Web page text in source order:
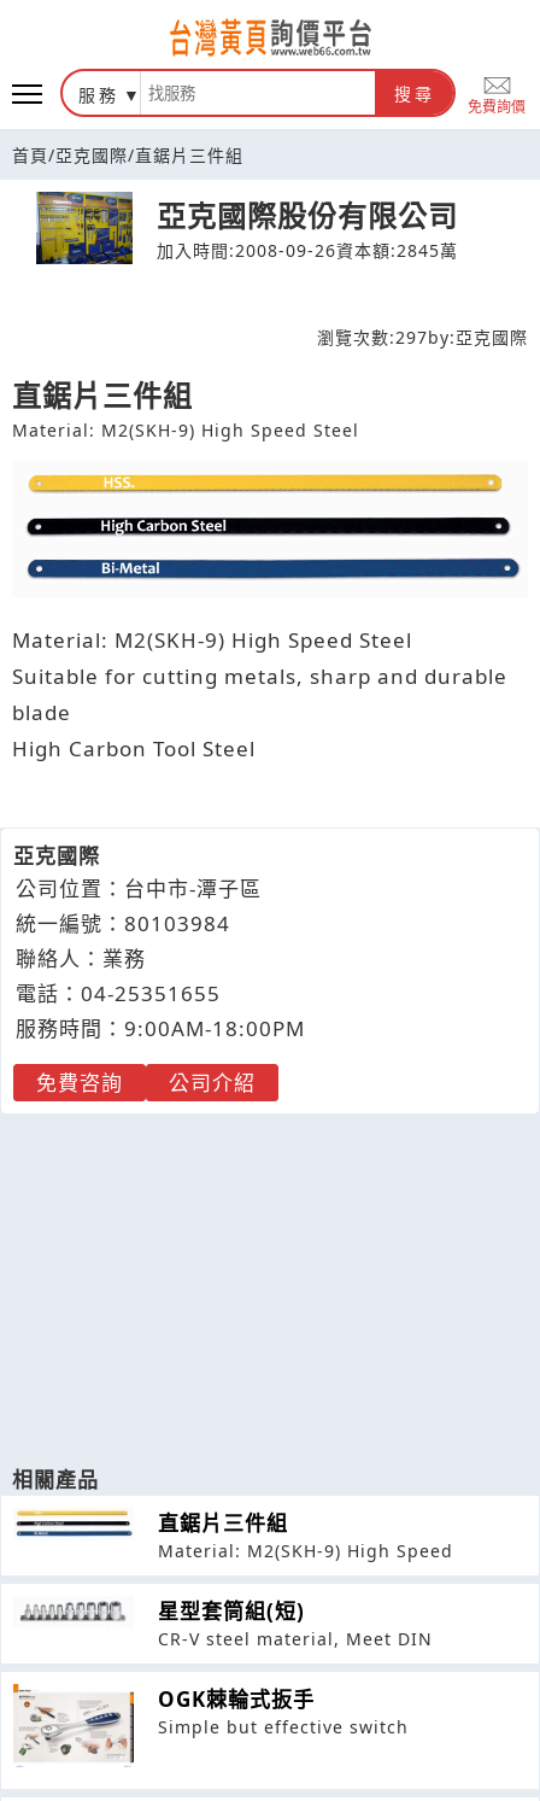
台灣黃頁詢價平台
服務 搜尋
免費詢價
首頁/亞克國際/直鋸片三件組
亞克國際股份有限公司
加入時間:2008-09-26資本額:2845萬
瀏覽次數:297by:亞克國際
直鋸片三件組
Material: M2(SKH-9) High Speed Steel
Material: M2(SKH-9) High Speed Steel
Suitable for cutting metals, sharp and durable
blade
High Carbon Tool Steel
亞克國際
公司位置：台中市-潭子區
統一編號：80103984
聯絡人：業務
電話： 04-25351655
服務時間：9:00AM-18:00PM
免費咨詢
公司介紹
相關產品
直鋸片三件組
Material: M2(SKH-9) High Speed
星型套筒組(短)
CR-V steel material, Meet DIN
OGK棘輪式扳手
Simple but effective switch